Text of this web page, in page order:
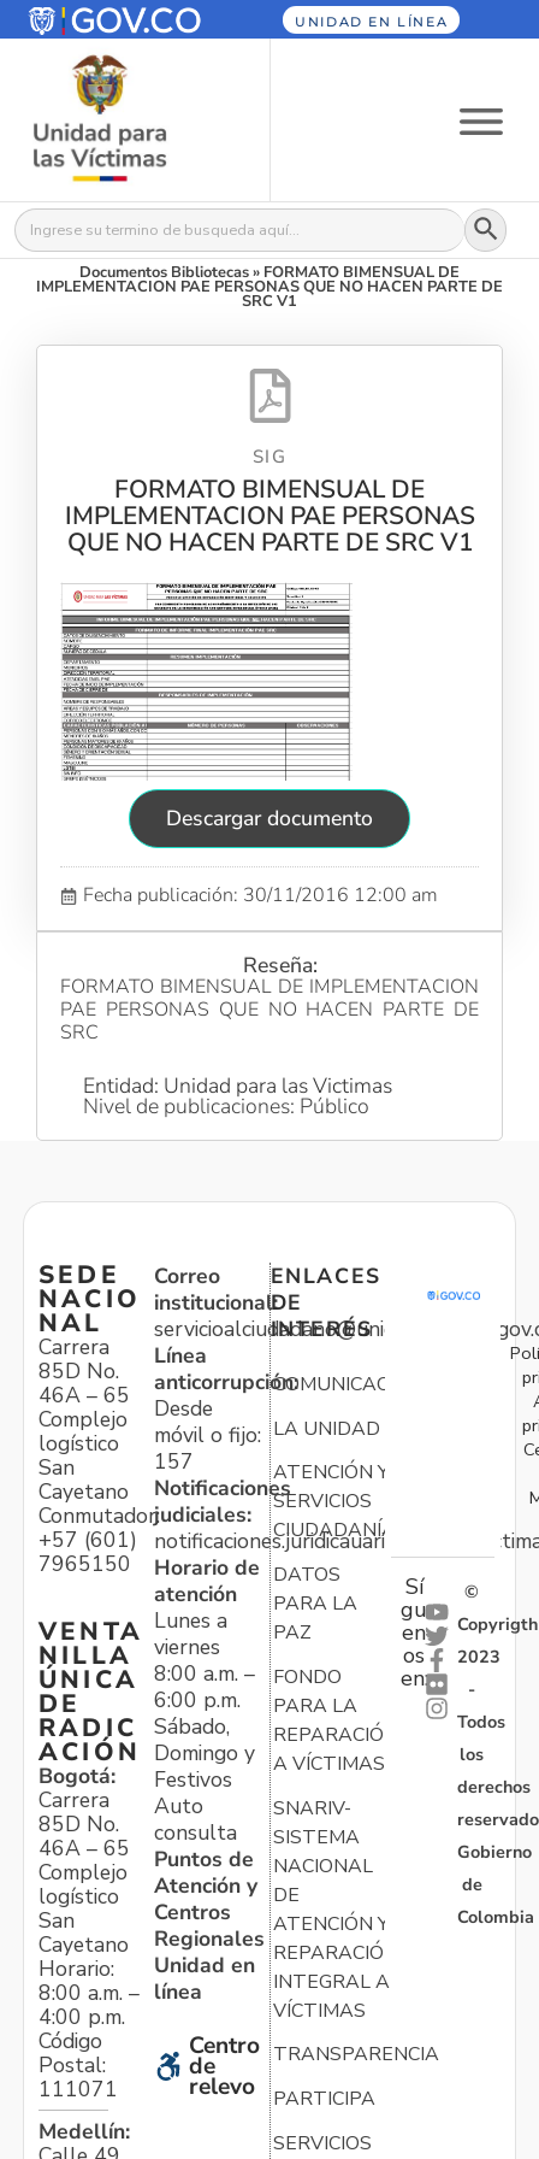
UNIDAD EN LÍNEA
Buscar: Botón
Documentos Bibliotecas» FORMATO BIMENSUAL DE
IMPLEMENTACION PAE PERSONAS QUE NO HACEN PARTE DE
SRC V1
SIG
FORMATO BIMENSUAL DE
IMPLEMENTACION PAE PERSONAS
QUE NO HACEN PARTE DE SRC V1
Descargar documento
Fecha publicación: 30/11/2016 12:00 am
Reseña:
FORMATO BIMENSUAL DE IMPLEMENTACION
PAE PERSONAS QUE NO HACEN PARTE DE
SRC
Entidad: Unidad para las Victimas
Nivel de publicaciones: Público
SEDE
NACIO
NAL
Carrera
85D No.
46A – 65
Complejo
logístico
San
Cayetano
Conmutador:
+57 (601)
7965150
VENTA
NILLA
ÚNICA
DE
RADIC
ACIÓN
Bogotá:
Carrera
85D No.
46A – 65
Complejo
logístico
San
Cayetano
Horario:
8:00 a.m. –
4:00 p.m.
Código
Postal:
111071
Medellín:
Correo
institucional:
Línea
anticorrupción:
Desde
móvil o fijo:
157
Notificaciones
judiciales:
Horario de
atención
Lunes a
viernes
8:00 a.m. –
6:00 p.m.
Sábado,
Domingo y
Festivos
Auto
consulta
Puntos de
Atención y
Centros
Regionales
Unidad en
línea
Centro
de
relevo
ENLACES
DE
INTERÉS
COMUNICACIONES
LA UNIDAD
ATENCIÓN Y
SERVICIOS
CIUDADANÍA
DATOS
PARA LA
PAZ
FONDO
PARA LA
REPARACIÓN
A VÍCTIMAS
SNARIV-
SISTEMA
NACIONAL
DE
ATENCIÓN Y
REPARACIÓN
INTEGRAL A
VÍCTIMAS
TRANSPARENCIA
PARTICIPA
SERVICIOS
Sí
gu
en
os
en:
©
Copyrigth
2023
-
Todos
los
derechos
Gobierno
de
Colombia